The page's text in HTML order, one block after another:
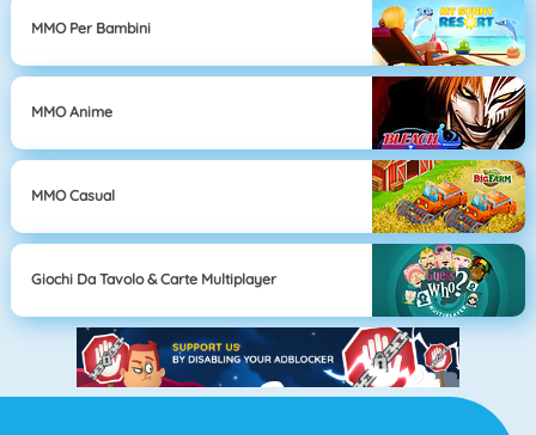
MMO Per Bambini
MMO Anime
MMO Casual
Giochi Da Tavolo & Carte Multiplayer